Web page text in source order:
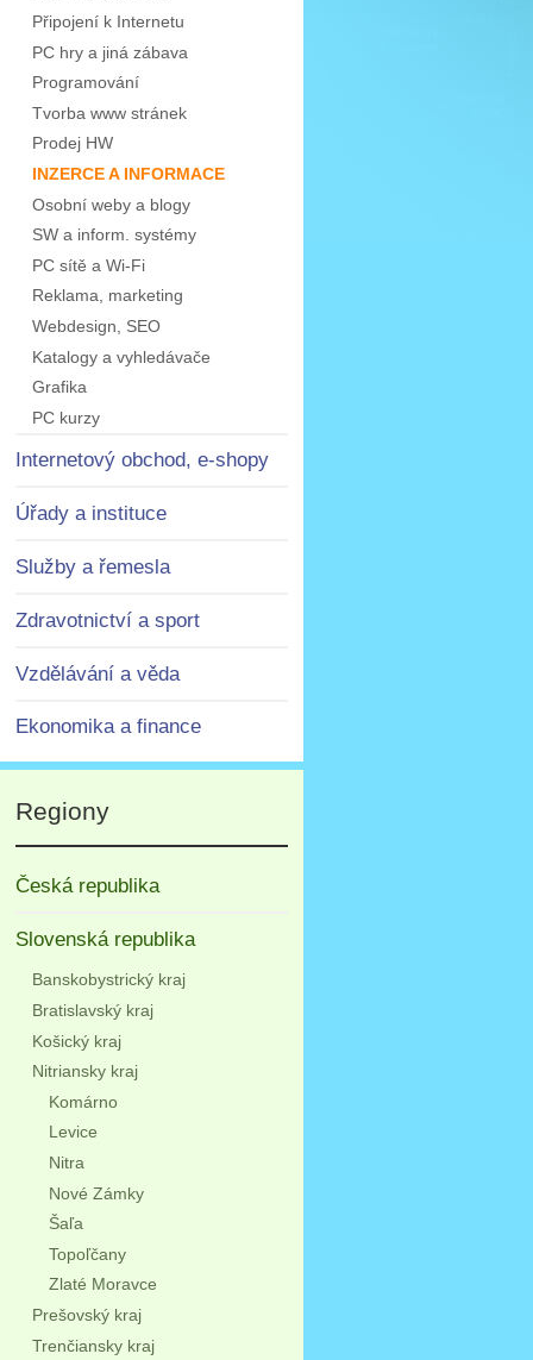
Připojení k Internetu
PC hry a jiná zábava
Programování
Tvorba www stránek
Prodej HW
INZERCE A INFORMACE
Osobní weby a blogy
SW a inform. systémy
PC sítě a Wi-Fi
Reklama, marketing
Webdesign, SEO
Katalogy a vyhledávače
Grafika
PC kurzy
Internetový obchod, e-shopy
Úřady a instituce
Služby a řemesla
Zdravotnictví a sport
Vzdělávání a věda
Ekonomika a finance
Regiony
Česká republika
Slovenská republika
Banskobystrický kraj
Bratislavský kraj
Košický kraj
Nitriansky kraj
Komárno
Levice
Nitra
Nové Zámky
Šaľa
Topoľčany
Zlaté Moravce
Prešovský kraj
Trenčiansky kraj